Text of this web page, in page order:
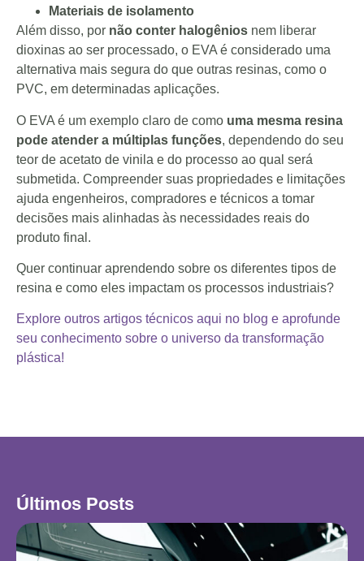
Materiais de isolamento
Além disso, por não conter halogênios nem liberar
dioxinas ao ser processado, o EVA é considerado uma
alternativa mais segura do que outras resinas, como o
PVC, em determinadas aplicações.
O EVA é um exemplo claro de como uma mesma resina
pode atender a múltiplas funções, dependendo do seu
teor de acetato de vinila e do processo ao qual será
submetida. Compreender suas propriedades e limitações
ajuda engenheiros, compradores e técnicos a tomar
decisões mais alinhadas às necessidades reais do
produto final.
Quer continuar aprendendo sobre os diferentes tipos de
resina e como eles impactam os processos industriais?
Explore outros artigos técnicos aqui no blog e aprofunde
seu conhecimento sobre o universo da transformação
plástica!
Últimos Posts